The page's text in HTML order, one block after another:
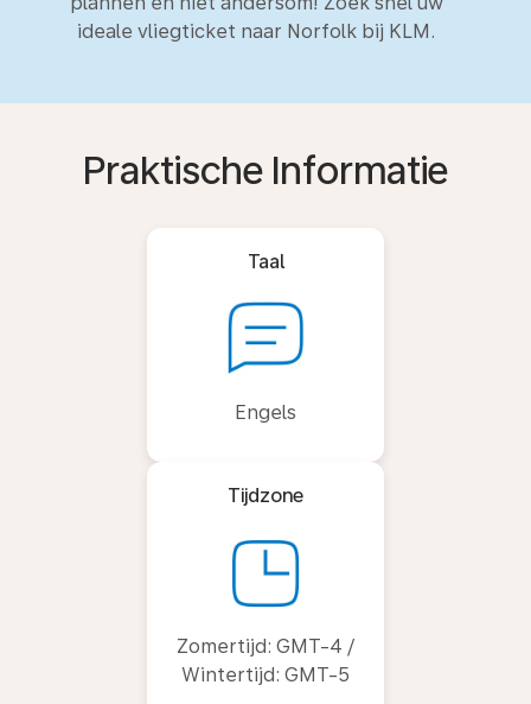
ideale vliegticket naar Norfolk bij KLM.
Praktische Informatie
Taal
Engels
Tijdzone
Zomertijd: GMT-4 /
Wintertijd: GMT-5